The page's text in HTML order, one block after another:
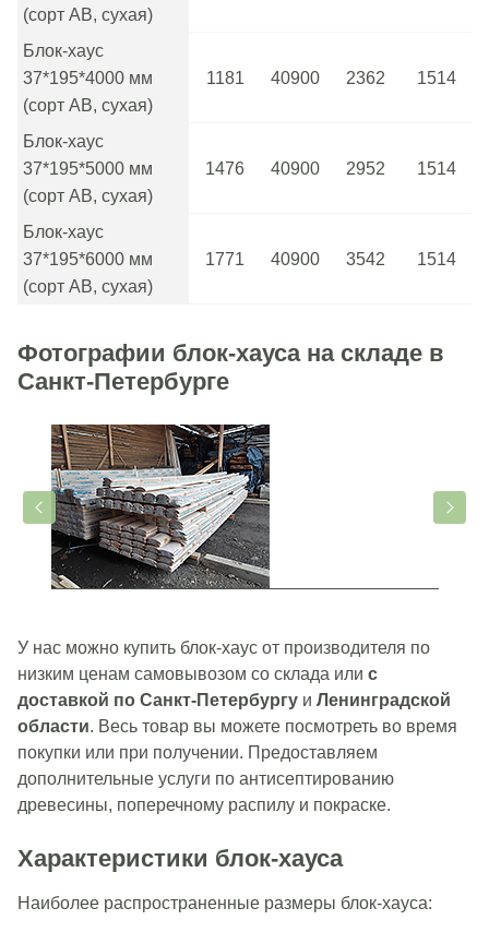
(сорт АВ, сухая)
Блок-хаус
37*195*4000 мм
(сорт АВ, сухая)
1181 40900 2362 1514
Блок-хаус
37*195*5000 мм
(сорт АВ, сухая)
1476 40900 2952 1514
Блок-хаус
37*195*6000 мм
(сорт АВ, сухая)
1771 40900 3542 1514
Фотографии блок-хауса на складе в
Санкт-Петербурге
У нас можно купить блок-хаус от производителя по
низким ценам самовывозом со склада или с
доставкой по Санкт-Петербургу и Ленинградской
области. Весь товар вы можете посмотреть во время
покупки или при получении. Предоставляем
дополнительные услуги по антисептированию
древесины, поперечному распилу и покраске.
Характеристики блок-хауса
Наиболее распространенные размеры блок-хауса: